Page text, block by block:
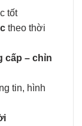
tốt
theo thời
cấp – chỉn
tin, hình